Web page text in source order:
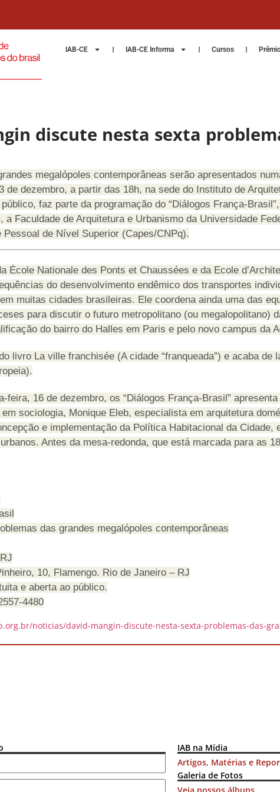
IAB-CE IAB-CE Informa Cursos
discute nesta sexta
megalópoles contemporâneas serão apresentados
de dezembro, a partir das 18h, na sede do Instituto de
faz parte da programação do “Diálogos França-
a Faculdade de Arquitetura e Urbanismo da Universidade
Pessoal de Nível Superior (Capes/CNPq).
École Nationale des Ponts et Chaussées e da Ecole
do desenvolvimento endêmico dos transportes
muitas cidades brasileiras. Ele coordena ainda uma das
para discutir o futuro metropolitano (ou megalopolitano)
do bairro do Halles em Paris e pelo novo campus da
livro La ville franchisée (A cidade “franqueada”) e acaba
feira, 16 de dezembro, os “Diálogos França-Brasil”
sociologia, Monique Eleb, especialista em arquitetura
e implementação da Política Habitacional da
Antes da mesa-redonda, que está marcada para as
das grandes megalópoles contemporâneas
10, Flamengo. Rio de Janeiro – RJ
e aberta ao público.
4480
noticias/david-mangin-discute-nesta-sexta-problemas-das-
IAB na Mídia
Artigos, Matérias e
Galeria de Fotos